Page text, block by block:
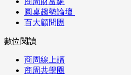
圓桌趨勢論壇
百大顧問團
數位閱讀
商周線上讀
商周共學圈